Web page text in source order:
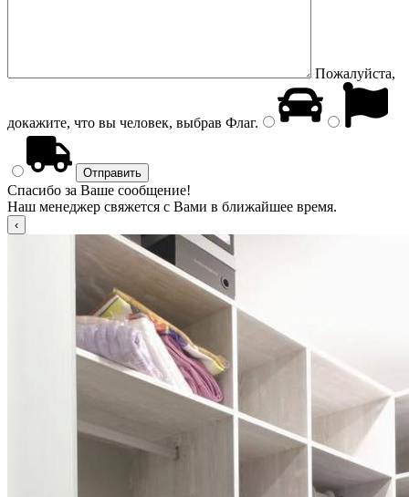
Пожалуйста,
докажите, что вы человек, выбрав Флаг.
Спасибо за Ваше сообщение!
Наш менеджер свяжется с Вами в ближайшее время.